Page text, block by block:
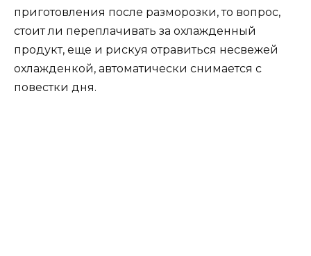
приготовления после разморозки, то вопрос,
стоит ли переплачивать за охлажденный
продукт, еще и рискуя отравиться несвежей
охлажденкой, автоматически снимается с
повестки дня.